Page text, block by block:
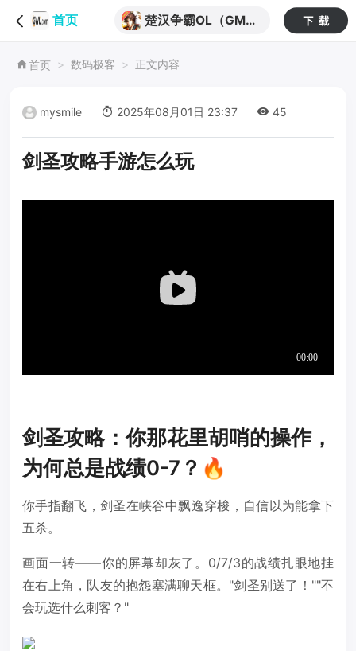
首页
楚汉争霸OL（GM
首页 数码极客 正文内容
mysmile 2025年08月01日 23:37 45
剑圣攻略手游怎么玩
剑圣攻略：你那花里胡哨的操作，
为何总是战绩0-7？🔥
你手指翻飞，剑圣在峡谷中飘逸穿梭，自信以为能拿下
五杀。
画面一转——你的屏幕却灰了。0/7/3的战绩扎眼地挂
在右上角，队友的抱怨塞满聊天框。"剑圣别送了！""不
会玩选什么刺客？"